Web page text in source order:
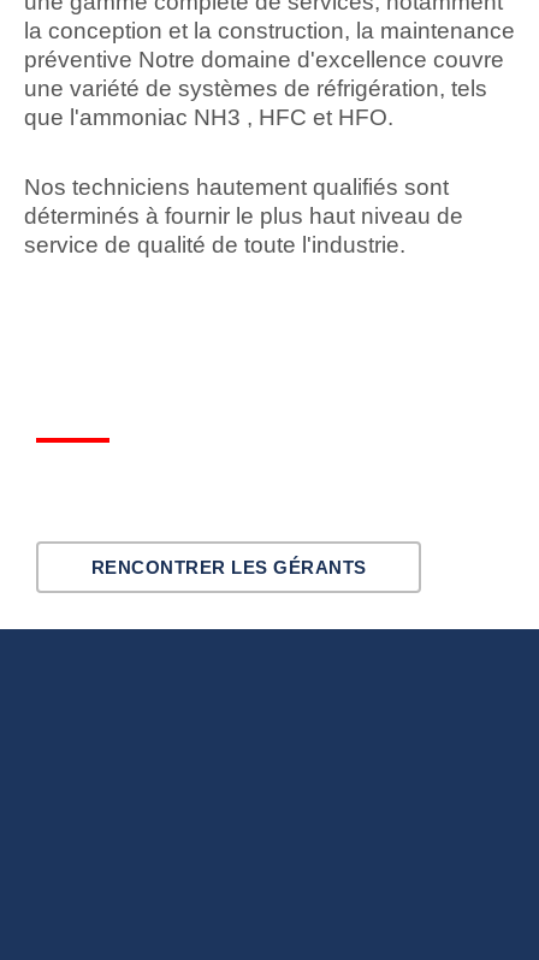
la conception et la construction, la maintenance
préventive Notre domaine d'excellence couvre
une variété de systèmes de réfrigération, tels
que l'ammoniac NH3 , HFC et HFO.
Nos techniciens hautement qualifiés sont
déterminés à fournir le plus haut niveau de
service de qualité de toute l'industrie.
RENCONTRER LES GÉRANTS